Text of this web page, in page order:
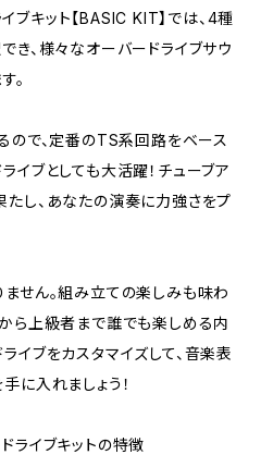
キット【BASIC KIT】では、4種
き、様々なオーバードライブサウ
。
ので、定番のTS系回路をベース
イブとしても大活躍！チューブア
し、あなたの演奏に力強さをプ
せん。組み立ての楽しみも味わ
ら上級者まで誰でも楽しめる内
イブをカスタマイズして、音楽表
に入れましょう！
イブキットの特徴